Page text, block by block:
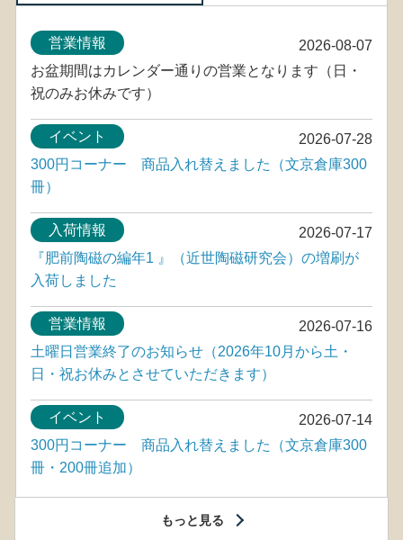
2026-08-07
営業情報
お盆期間はカレンダー通りの営業となります（日・
祝のみお休みです）
2026-07-28
イベント
300円コーナー 商品入れ替えました（文京倉庫300
冊）
2026-07-17
入荷情報
『肥前陶磁の編年1 』（近世陶磁研究会）の増刷が
入荷しました
2026-07-16
営業情報
土曜日営業終了のお知らせ（2026年10月から土・
日・祝お休みとさせていただきます）
2026-07-14
イベント
300円コーナー 商品入れ替えました（文京倉庫300
冊・200冊追加）
もっと見る